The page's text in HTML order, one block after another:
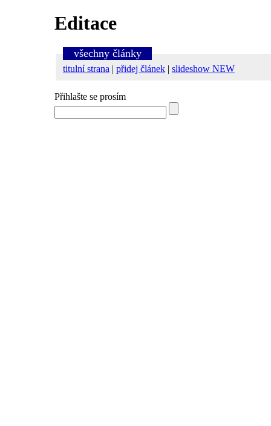
Editace
všechny články
titulní strana | přidej článek | slideshow NEW
Přihlašte se prosím